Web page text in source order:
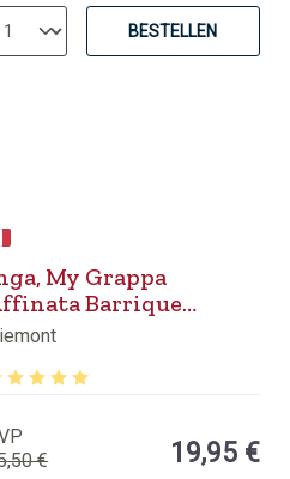
BESTELLEN
My Grappa
Barrique
Piemont 43%
€
19,95 €